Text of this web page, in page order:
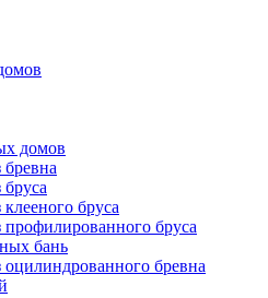
домов
бревна
бруса
бруса
профилированного бруса
бань
оцилиндрованного бревна